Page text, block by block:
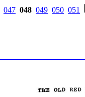
047 048 049 050 051